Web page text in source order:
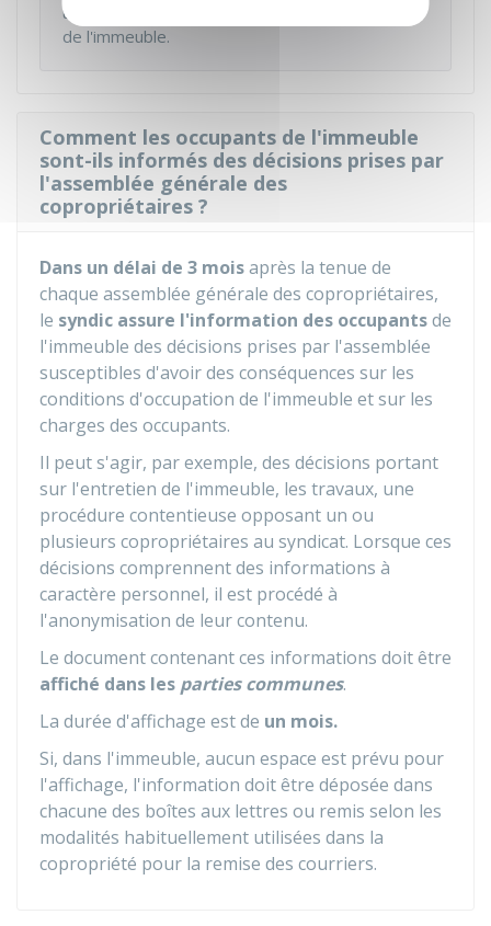
un
de l'immeuble.
Comment les occupants de l'immeuble
sont-ils informés des décisions prises par
l'assemblée générale des
copropriétaires ?
Dans un délai de 3 moisaprès la tenue de
chaque assemblée générale des copropriétaires,
le syndic assure l'information des occupantsde
l'immeuble des décisions prises par l'assemblée
susceptibles d'avoir des conséquences sur les
conditions d'occupation de l'immeuble et sur les
charges des occupants.
Il peut s'agir, par exemple, des décisions portant
sur l'entretien de l'immeuble, les travaux, une
procédure contentieuse opposant un ou
plusieurs copropriétaires au syndicat. Lorsque ces
décisions comprennent des informations à
caractère personnel, il est procédé à
l'anonymisation de leur contenu.
Le document contenant ces informations doit être
affiché dans les parties communes.
La durée d'affichage est de un mois.
Si, dans l'immeuble, aucun espace est prévu pour
l'affichage, l'information doit être déposée dans
chacune des boîtes aux lettres ou remis selon les
modalités habituellement utilisées dans la
copropriété pour la remise des courriers.